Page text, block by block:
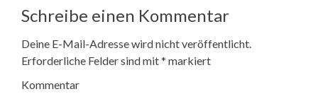
Schreibe einen Kommentar
Deine E-Mail-Adresse wird nicht veröffentlicht.
Erforderliche Felder sind mit* markiert
Kommentar